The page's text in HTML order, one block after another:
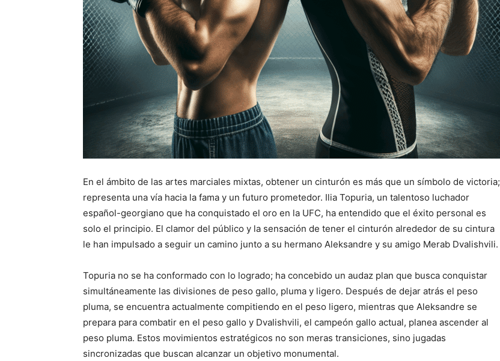
En el ámbito de las artes marciales mixtas, obtener un cinturón es más que un símbolo de victoria;
representa una vía hacia la fama y un futuro prometedor. Ilia Topuria, un talentoso luchador
español-georgiano que ha conquistado el oro en la UFC, ha entendido que el éxito personal es
solo el principio. El clamor del público y la sensación de tener el cinturón alrededor de su cintura
le han impulsado a seguir un camino junto a su hermano Aleksandre y su amigo Merab Dvalishvili.
Topuria no se ha conformado con lo logrado; ha concebido un audaz plan que busca conquistar
simultáneamente las divisiones de peso gallo, pluma y ligero. Después de dejar atrás el peso
pluma, se encuentra actualmente compitiendo en el peso ligero, mientras que Aleksandre se
prepara para combatir en el peso gallo y Dvalishvili, el campeón gallo actual, planea ascender al
peso pluma. Estos movimientos estratégicos no son meras transiciones, sino jugadas
sincronizadas que buscan alcanzar un objetivo monumental.